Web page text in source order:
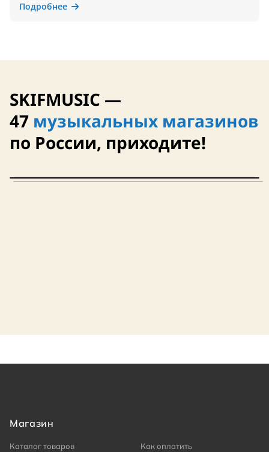
Подробнее
SKIFMUSIC —
47 музыкальных магазинов
по России, приходите!
Магазин
Каталог товаров
Как оплатить